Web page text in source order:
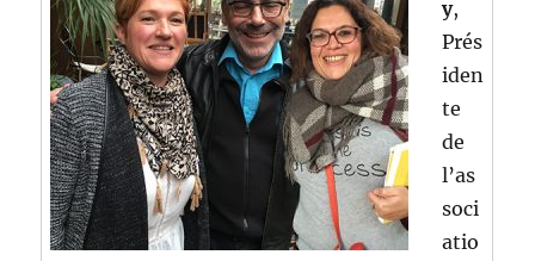
y,
Prés
iden
te
de
l’as
soci
atio